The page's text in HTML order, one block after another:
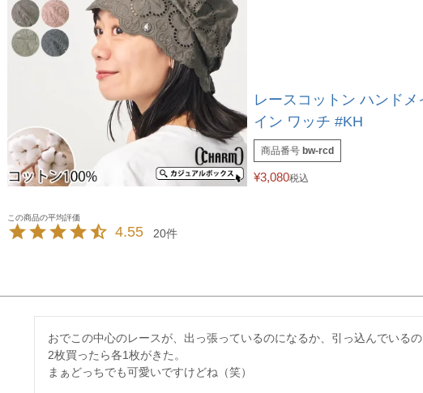
レースコットン ハンドメ
イン ワッチ #KH
商品番号 bw-rcd
¥3,080税込
4.55 20
おでこの中心のレースが、出っ張っているのになるか、引っ込んでいるの
2枚買ったら各1枚がきた。
まぁどっちでも可愛いですけどね（笑）